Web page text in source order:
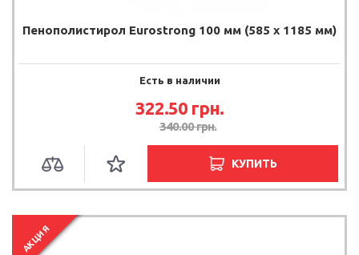
Пенополистирол Eurostrong 100 мм (585 x 1185 мм)
Есть в наличии
322.50 грн.
340.00 грн.
КУПИТЬ
АКЦИЯ